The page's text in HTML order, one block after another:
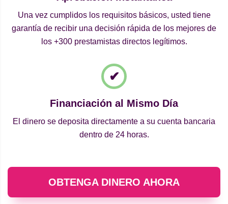
Una vez cumplidos los requisitos básicos, usted tiene
garantía de recibir una decisión rápida de los mejores de
los +300 prestamistas directos legítimos.
Financiación al Mismo Día
El dinero se deposita directamente a su cuenta bancaria
dentro de 24 horas.
OBTENGA DINERO AHORA